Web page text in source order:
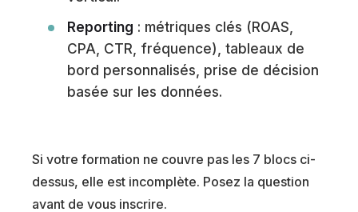
Reporting : métriques clés (ROAS,
CPA, CTR, fréquence), tableaux de
bord personnalisés, prise de décision
basée sur les données.
Si votre formation ne couvre pas les 7 blocs ci-
dessus, elle est incomplète. Posez la question
avant de vous inscrire.